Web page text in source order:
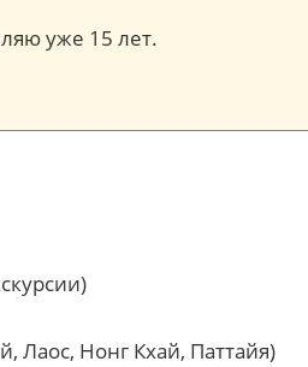
уже 15 лет.
Лаос, Нонг Кхай, Паттайя)